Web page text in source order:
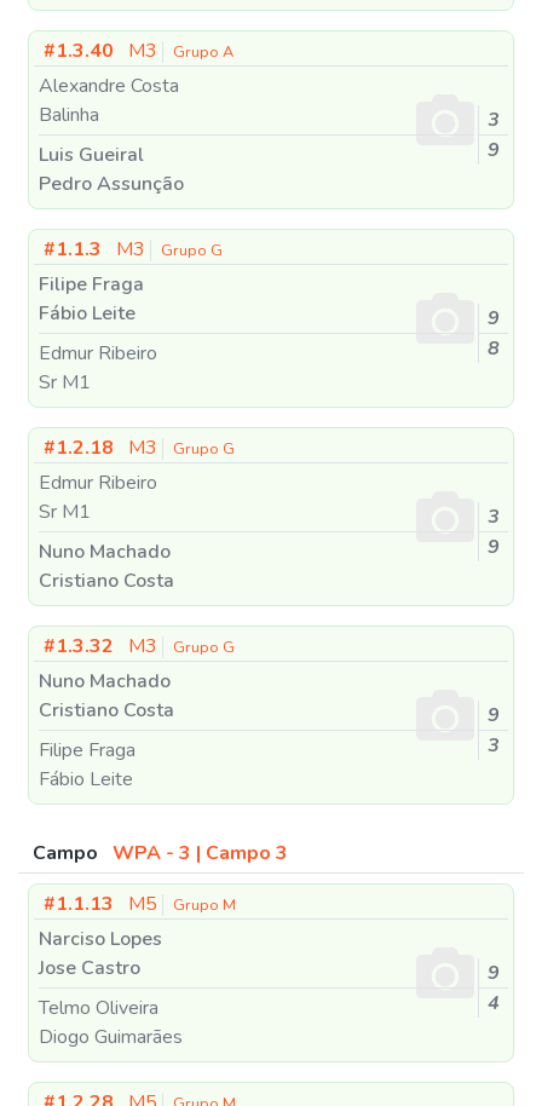
#1.3.40 M3 Grupo A
Alexandre Costa
Balinha
Luis Gueiral
Pedro Assunção
3
9
#1.1.3 M3 Grupo G
Filipe Fraga
Fábio Leite
Edmur Ribeiro
Sr M1
9
8
#1.2.18 M3 Grupo G
Edmur Ribeiro
Sr M1
Nuno Machado
Cristiano Costa
3
9
#1.3.32 M3 Grupo G
Nuno Machado
Cristiano Costa
Filipe Fraga
Fábio Leite
9
3
Campo WPA - 3 | Campo 3
#1.1.13
M5 Grupo M
Narciso Lopes
Jose Castro
Telmo Oliveira
Diogo Guimarães
9
4